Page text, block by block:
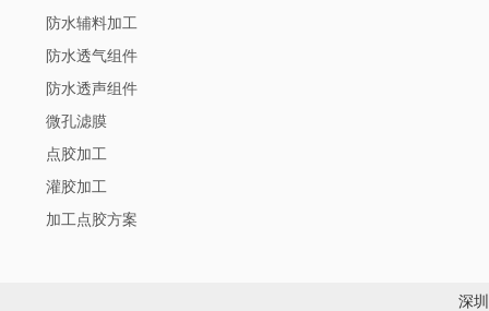
防水辅料加工
防水透气组件
防水透声组件
微孔滤膜
点胶加工
灌胶加工
加工点胶方案
深